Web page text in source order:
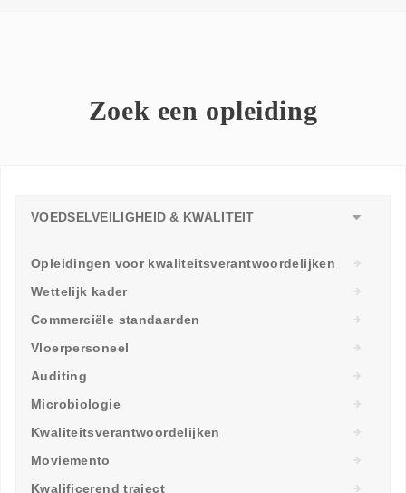
NODIG
Zoek een opleiding
VOEDSELVEILIGHEID & KWALITEIT
Opleidingen voor kwaliteitsverantwoordelijken
Wettelijk kader
Commerciële standaarden
Vloerpersoneel
Auditing
Microbiologie
Kwaliteitsverantwoordelijken
Moviemento
Kwalificerend traject